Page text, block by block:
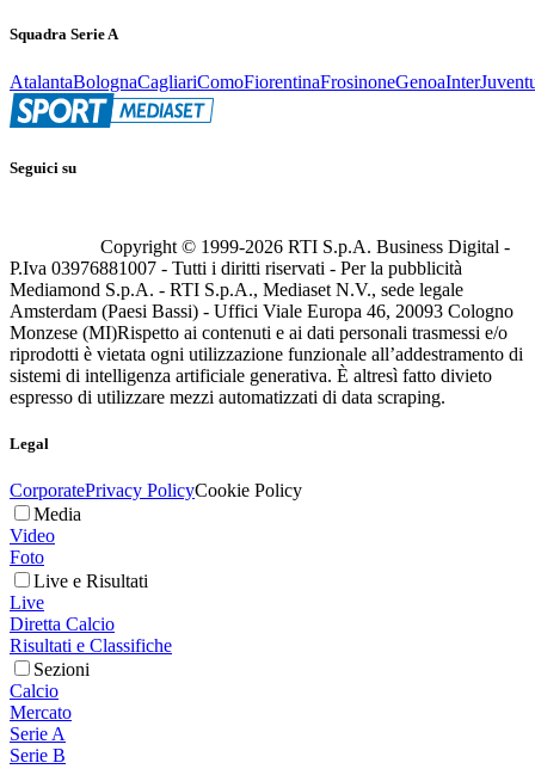
Squadra Serie A
AtalantaBolognaCagliariComoFiorentinaFrosinoneGenoaInter
Seguici su
Copyright © 1999-2026 RTI S.p.A. Business Digital -
P.Iva 03976881007 - Tutti i diritti riservati - Per la pubblicità
Mediamond S.p.A. - RTI S.p.A., Mediaset N.V., sede legale
Amsterdam (Paesi Bassi) - Uffici Viale Europa 46, 20093 Cologno
Monzese (MI)Rispetto ai contenuti e ai dati personali trasmessi e/o
riprodotti è vietata ogni utilizzazione funzionale all’addestramento di
sistemi di intelligenza artificiale generativa. È altresì fatto divieto
espresso di utilizzare mezzi automatizzati di data scraping.
Legal
CorporatePrivacy PolicyCookie Policy
Media
Video
Foto
Live e Risultati
Live
Diretta Calcio
Risultati e Classifiche
Sezioni
Calcio
Mercato
Serie A
Serie B